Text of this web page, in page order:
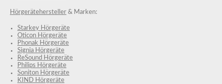
Hörgerätehersteller & Marken:
Starkey Hörgeräte
Oticon Hörgeräte
Phonak Hörgeräte
Signia Hörgeräte
ReSound Hörgeräte
Philips Hörgeräte
Soniton Hörgeräte
KIND Hörgeräte